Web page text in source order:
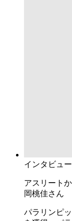
インタビュー
アスリート
岡桃佳さん
パラリンピ